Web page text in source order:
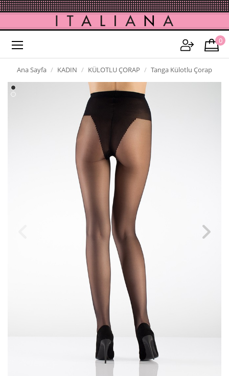
0
Ana Sayfa KADIN KÜLOTLU ÇORAP Tanga Külotlu Çorap